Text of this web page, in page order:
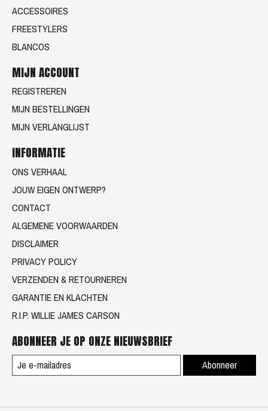
ACCESSOIRES
FREESTYLERS
BLANCOS
MIJN ACCOUNT
REGISTREREN
MIJN BESTELLINGEN
MIJN VERLANGLIJST
INFORMATIE
ONS VERHAAL
JOUW EIGEN ONTWERP?
CONTACT
ALGEMENE VOORWAARDEN
DISCLAIMER
PRIVACY POLICY
VERZENDEN & RETOURNEREN
GARANTIE EN KLACHTEN
R.I.P. WILLIE JAMES CARSON
ABONNEER JE OP ONZE NIEUWSBRIEF
Abonneer